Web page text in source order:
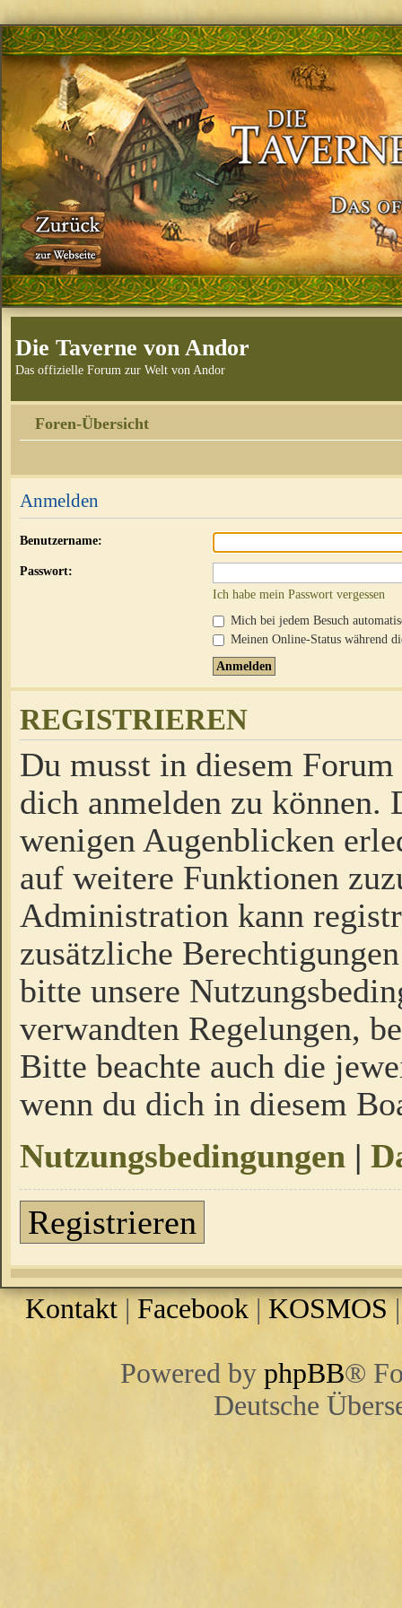
Die Taverne von Andor
Das offizielle Forum zur Welt von Andor
Foren-Übersicht
Anmelden
Benutzername:
Passwort:
Ich habe mein Passwort vergessen
Mich bei jedem Besuch
Meinen Online-Status während
REGISTRIEREN
Du musst in diesem
dich anmelden zu
wenigen Augenblicken
auf weitere Funktionen
Administration kann
zusätzliche
bitte unsere
verwandten Regelungen,
Bitte beachte auch die
wenn du dich in diesem
Nutzungsbedingungen |
Registrieren
Kontakt | Facebook |KOSMOS
Powered by phpBB®
Deutsche